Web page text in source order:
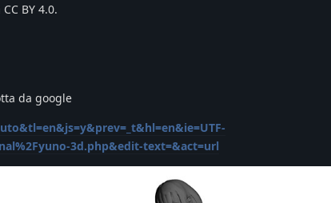
BY 4.0.
da google
3d.php&edit-text=&act=url